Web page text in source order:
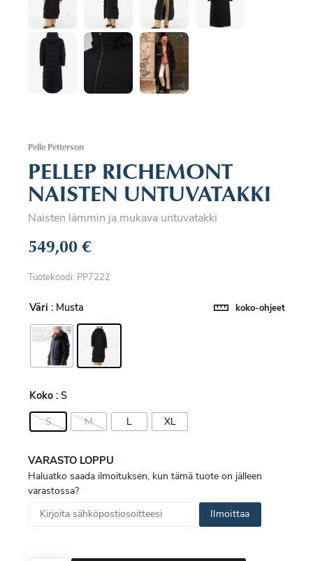
Pelle Petterson
PELLEP RICHEMONT
NAISTEN UNTUVATAKKI
Naisten lämmin ja mukava untuvatakki
549,00€
Tuotekoodi: PP7222
Väri : Musta
Koko : S
S M L XL
koko-ohjeet
VARASTO LOPPU
Haluatko saada ilmoituksen, kun tämä tuote on jälleen
varastossa?
Ilmoittaa